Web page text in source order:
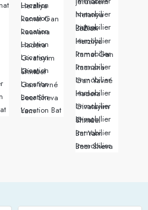
Location Herzliya
Location Ramat Gan
Location Raanana
Location Hadera
Location Givatayim
Location Givat Shmuel
Location Gan Yavné
Location Beer Sheva
Location Bat Yam
Immobilier Netanya
Immobilier Rishon LeZion
Immobilier Herzliya
Immobilier Ramat Gan
Immobilier Raanana
Immobilier Gan Yavné
Immobilier Hadera
Immobilier Givatayim
Immobilier Givat Shmuel
Immobilier Bat Yam
Immobilier Beer Sheva